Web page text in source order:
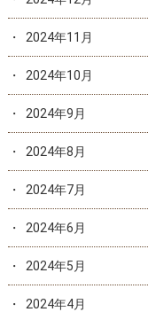
2024年11月
2024年10月
2024年9月
2024年8月
2024年7月
2024年6月
2024年5月
2024年4月